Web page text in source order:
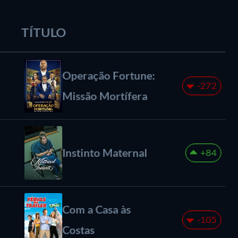
TÍTULO
Operação Fortune:
Missão Mortífera
-272
Instinto Maternal +84
Com a Casa às
Costas
-105